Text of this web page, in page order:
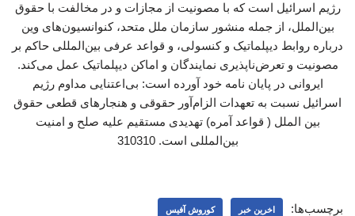
رژیم اسرائیل است که با مصونیت از مجازات و در مخالفت با حقوق
بین‌الملل، از جمله منشور سازمان ملل متحد، کنوانسیون‌های وین
درباره روابط دیپلماتیک و کنسولی، و قواعد عرفی بین‌المللی حاکم بر
مصونیت و تعرض‌ناپذیری نمایندگان و اماکن دیپلماتیک عمل می‌کند.
ایروانی در پایان نامه خود آورده است: بی‌اعتنایی مداوم رژیم
اسرائیل نسبت به تعهدات الزام‌آور حقوقی و هنجارهای قطعی حقوق
بین الملل ( قواعد آمره) تهدیدی مستقیم علیه صلح و امنیت
بین‌المللی است. 310310
برچسب‌ها: اخرین خبر کوروش آفیس